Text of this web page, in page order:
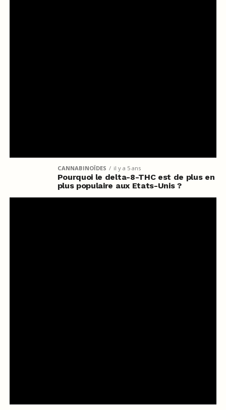
CANNABINOÏDES il y a 5 ans
Pourquoi le delta-8-THC est de plus en
plus populaire aux Etats-Unis ?